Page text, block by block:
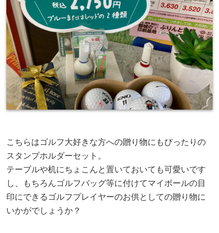
こちらはゴルフ大好きな方への贈り物にもぴったりの
スタンプホルダーセット。
テーブルや机にちょこんと置いておいても可愛いです
し、もちろんゴルフバッグ等に付けてマイボールの目
印にできるゴルフプレイヤーのお供としての贈り物に
いかがでしょうか？